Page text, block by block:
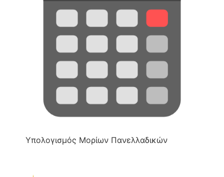
Υπολογισμός Μορίων Πανελλαδικών